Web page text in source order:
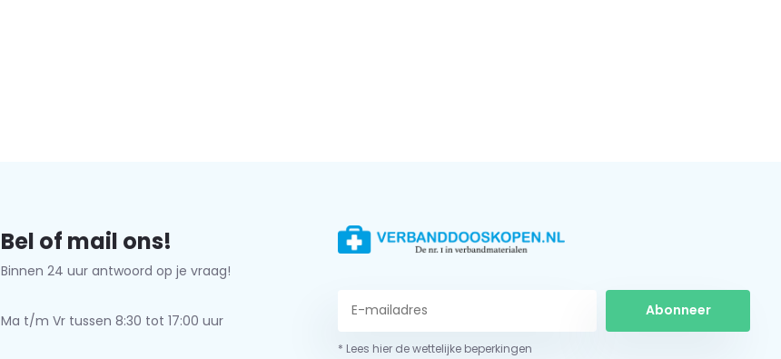
Bel of mail ons!
Binnen 24 uur antwoord op je vraag!
Ma t/m Vr tussen 8:30 tot 17:00 uur
Abonneer
* Lees hier de wettelijke beperkingen